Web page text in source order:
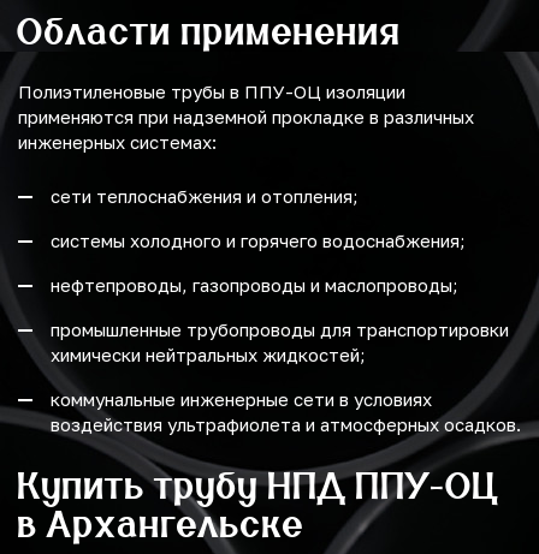
Области применения
Полиэтиленовые трубы в ППУ-ОЦ изоляции
применяются при надземной прокладке в различных
инженерных системах:
сети теплоснабжения и отопления;
системы холодного и горячего водоснабжения;
нефтепроводы, газопроводы и маслопроводы;
промышленные трубопроводы для транспортировки
химически нейтральных жидкостей;
коммунальные инженерные сети в условиях
воздействия ультрафиолета и атмосферных осадков.
Купить трубу НПД ППУ-ОЦ
в Архангельске